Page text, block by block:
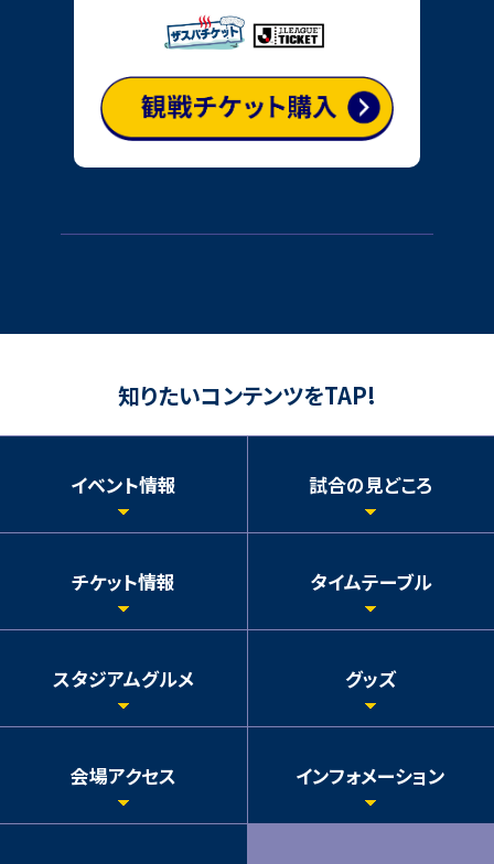
知りたいコンテンツをTAP!
イベント情報 試合の見どころ
チケット情報 タイムテーブル
スタジアムグルメ グッズ
会場アクセス インフォメーション